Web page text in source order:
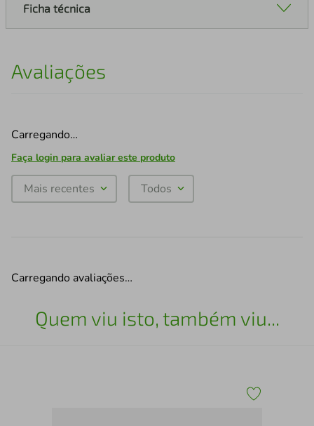
Ficha técnica
Avaliações
Carregando…
Faça login para avaliar este produto
Mais recentes Todos
Carregando avaliações…
Quem viu isto, também viu...